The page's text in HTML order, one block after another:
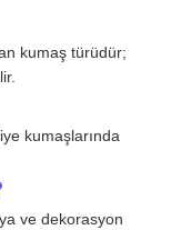
kumaş türüdür;
kumaşlarında
ve dekorasyon